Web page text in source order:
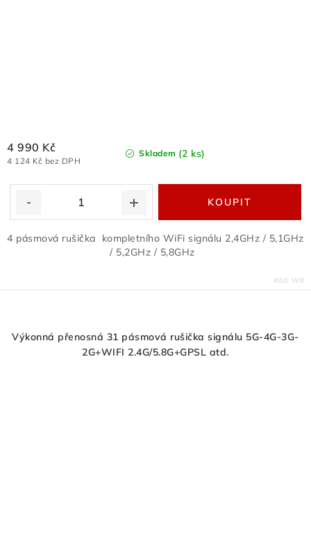
Skladem (2 ks)
4 124 Kč bez DPH
4 990 Kč
4 pásmová rušička kompletního WiFi signálu 2,4GHz / 5,1GHz
/ 5,2GHz / 5,8GHz
Kód: W8
Výkonná přenosná 31 pásmová rušička signálu 5G-4G-3G-
2G+WIFI 2.4G/5.8G+GPSL atd.